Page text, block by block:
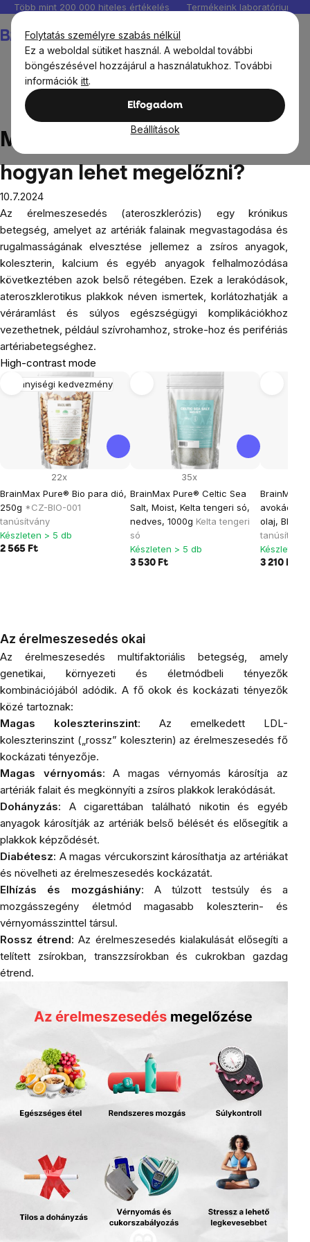
Folytatás személyre szabás nélkül
Ez a weboldal sütiket használ. A weboldal további
böngészésével hozzájárul a használatukhoz. További
információk itt.
Elfogadom
Beállítások
Ugrás
fő
tartalomhoz
Több mint 200 000 hiteles értékelés Termékeink
Mi az az érelmeszesedés és hogyan lehet
megelőzni?
Mi az az érelmeszesedés és
hogyan lehet megelőzni?
10.7.2024
Az érelmeszesedés (ateroszklerózis) egy krónikus
betegség, amelyet az artériák falainak megvastagodása és
rugalmasságának elvesztése jellemez a zsíros anyagok,
koleszterin, kalcium és egyéb anyagok felhalmozódása
következtében azok belső rétegében. Ezek a lerakódások,
ateroszklerotikus plakkok néven ismertek, korlátozhatják a
véráramlást és súlyos egészségügyi komplikációkhoz
vezethetnek, például szívrohamhoz, stroke-hoz és perifériás
artériabetegséghez.
High-contrast mode
Mennyiségi kedvezmény
BrainMax Pure® Bio para dió,
250g *CZ-BIO-001
tanúsítvány
22x
Készleten > 5 db
2 565 Ft
BrainMax Pure® Celtic Sea
Salt, Moist, Kelta tengeri só,
nedves, 1000g Kelta tengeri
só
35x
Készleten > 5 db
3 530 Ft
BrainMax
avokádó
olaj, BIO,
tanúsítvány
Készleten
3 210 Ft
Az érelmeszesedés okai
Az érelmeszesedés multifaktoriális betegség, amely
genetikai, környezeti és életmódbeli tényezők
kombinációjából adódik. A fő okok és kockázati tényezők
közé tartoznak:
Magas koleszterinszint: Az emelkedett LDL-
koleszterinszint („rossz” koleszterin) az érelmeszesedés fő
kockázati tényezője.
Magas vérnyomás: A magas vérnyomás károsítja az
artériák falait és megkönnyíti a zsíros plakkok lerakódását.
Dohányzás: A cigarettában található nikotin és egyéb
anyagok károsítják az artériák belső bélését és elősegítik a
plakkok képződését.
Diabétesz: A magas vércukorszint károsíthatja az artériákat
és növelheti az érelmeszesedés kockázatát.
Elhízás és mozgáshiány: A túlzott testsúly és a
mozgásszegény életmód magasabb koleszterin- és
vérnyomásszinttel társul.
Rossz étrend: Az érelmeszesedés kialakulását elősegíti a
telített zsírokban, transzzsírokban és cukrokban gazdag
étrend.